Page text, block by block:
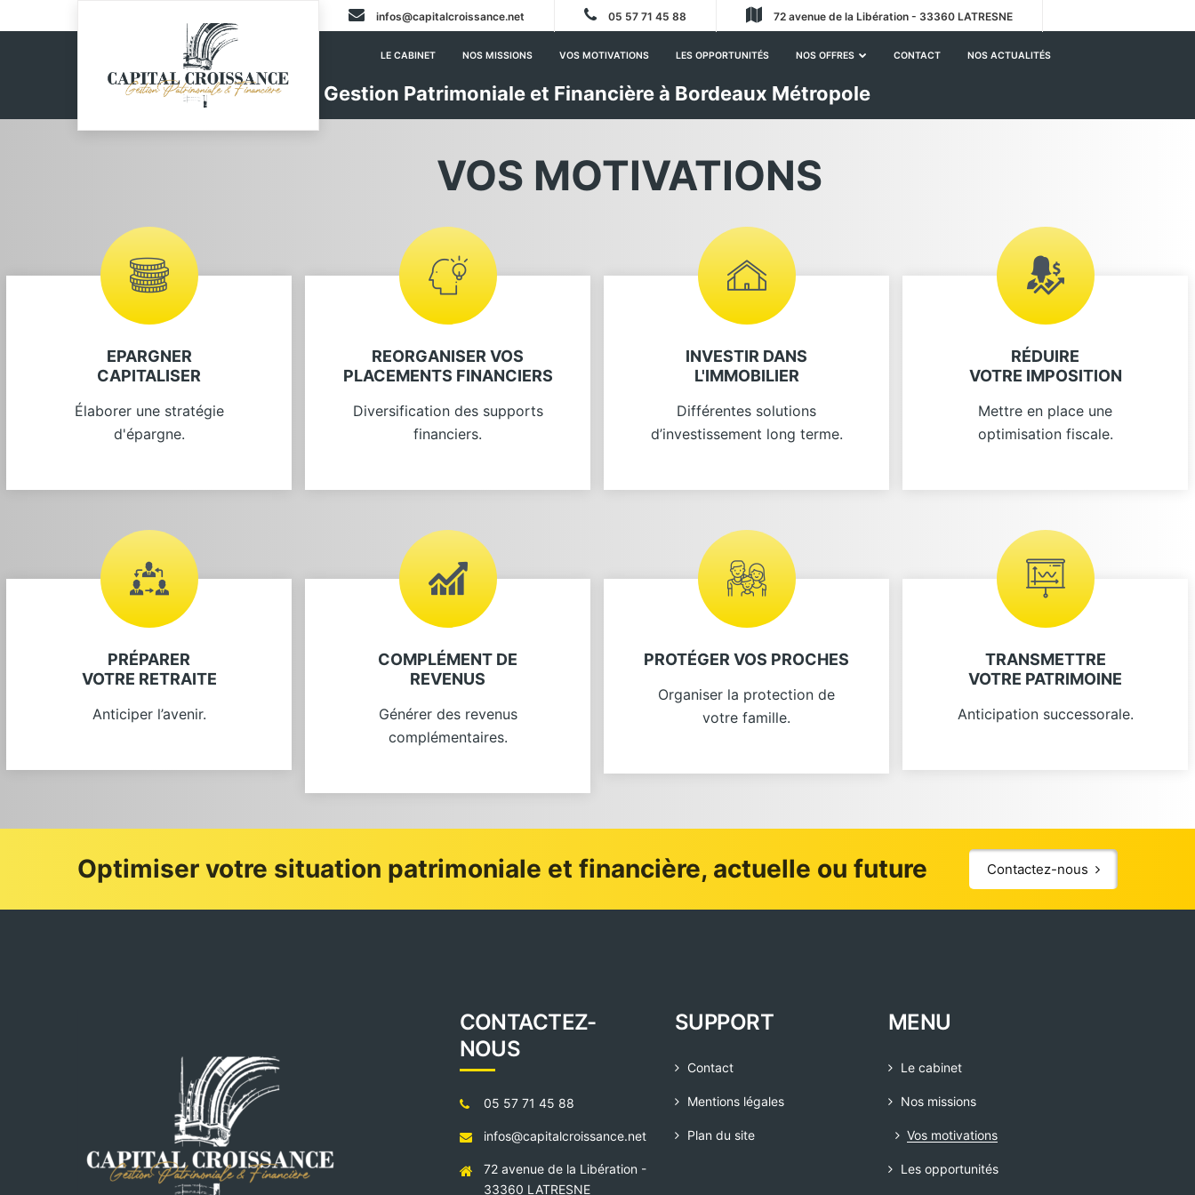
infos@capitalcroissance.net 05 57 71 45 88 72 avenue de la Libération - 33360 LATRESNE
LE CABINET NOS MISSIONS VOS MOTIVATIONS LES OPPORTUNITÉS NOS OFFRES CONTACT NOS ACTUALITÉS
Gestion Patrimoniale et Financière à Bordeaux Métropole
VOS MOTIVATIONS
EPARGNER
CAPITALISER
Élaborer une stratégie
d'épargne.
REORGANISER VOS
PLACEMENTS FINANCIERS
Diversification des supports
financiers.
INVESTIR DANS
L'IMMOBILIER
Différentes solutions
d’investissement long terme.
RÉDUIRE
VOTRE IMPOSITION
Mettre en place une
optimisation fiscale.
PRÉPARER
VOTRE RETRAITE
Anticiper l’avenir.
COMPLÉMENT DE
REVENUS
Générer des revenus
complémentaires.
PROTÉGER VOS PROCHES
Organiser la protection de
votre famille.
TRANSMETTRE
VOTRE PATRIMOINE
Anticipation successorale.
Optimiser votre situation patrimoniale et financière, actuelle ou future Contactez-nous
CONTACTEZ-
NOUS
05 57 71 45 88
infos@capitalcroissance.net
72 avenue de la Libération -
33360 LATRESNE
SUPPORT
Contact
Mentions légales
Plan du site
MENU
Le cabinet
Nos missions
Vos motivations
Les opportunités